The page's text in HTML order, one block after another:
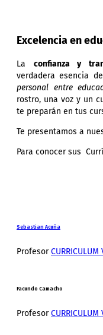
Excelencia en
La confianza y
verdadera esencia
personal entre
rostro, una voz y un
te preparán en tus
Te presentamos a
Para conocer sus
Sebastian Acuña
Profesor CURRICULUM
Facundo Camacho
Profesor CURRICULUM